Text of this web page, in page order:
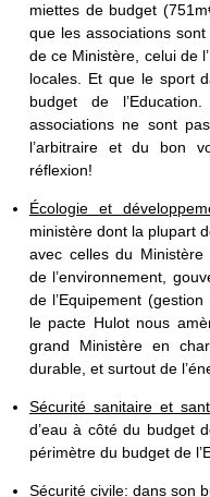
miettes de budget
que les associations
de ce Ministère, celui de
locales. Et que le sport
budget de
associations ne sont
l’arbitraire et du bon
réflexion!
Écologie et
ministère dont la plupart
avec celles du Ministère
de l’environnement,
de l’Equipement
le pacte Hulot nous
grand Ministère en
durable, et surtout de
Sécurité sanitaire et
d’eau à côté du budget
périmètre du budget de
Sécurité civile: dans son